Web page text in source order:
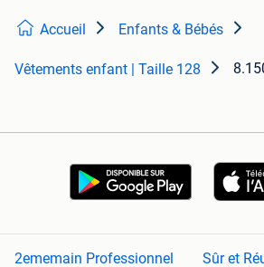
Accueil Enfants & Bébés
Vêtements enfant | Taille 128
2ememain Professionnel
Sûr et